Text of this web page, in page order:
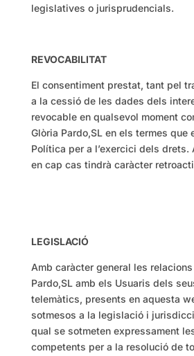
legislatives o jurisprudencials.
REVOCABILITAT
El consentiment prestat, tant pel
a la cessió de les dades dels
revocable en qualsevol moment
Glòria Pardo,SL en els termes que
Política per a l’exercici dels drets.
en cap cas tindrà caràcter
LEGISLACIÓ
Amb caràcter general les
Pardo,SL amb els Usuaris dels
telemàtics, presents en aquesta
sotmesos a la legislació i
qual se sotmeten expressament
competents per a la resolució de